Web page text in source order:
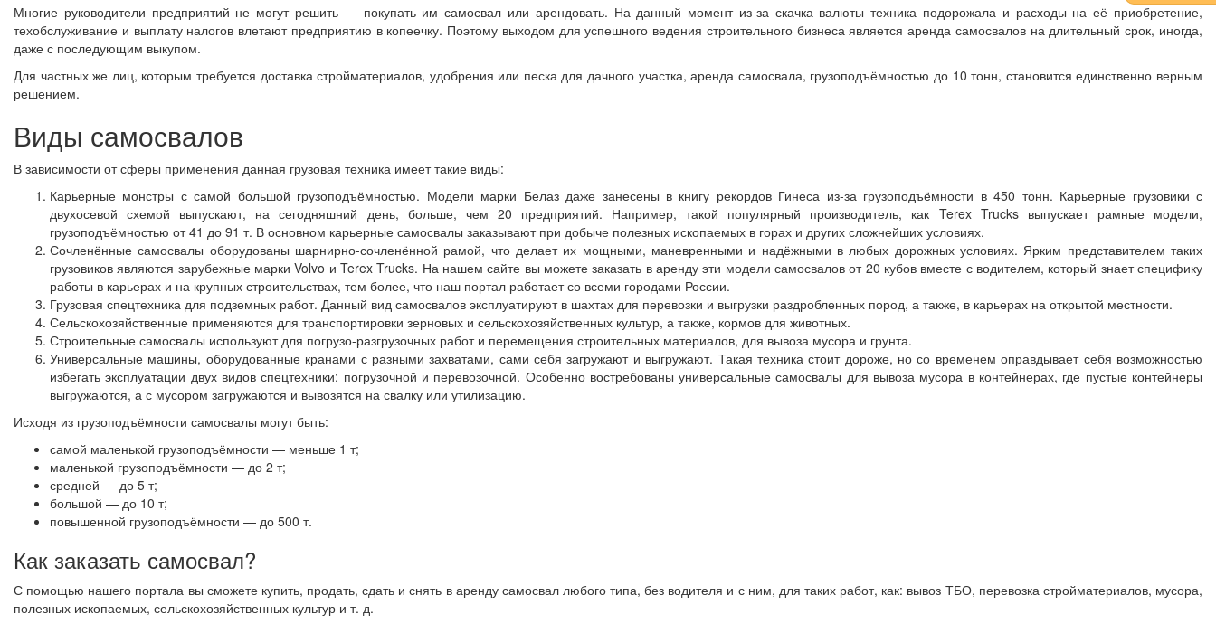
Многие руководители предприятий не могут решить — покупать им самосвал или арендовать. На данный момент из-за скачка валюты техника подорожала и расходы на её приобретение,
техобслуживание и выплату налогов влетают предприятию в копеечку. Поэтому выходом для успешного ведения строительного бизнеса является аренда самосвалов на длительный срок, иногда,
даже с последующим выкупом.
Для частных же лиц, которым требуется доставка стройматериалов, удобрения или песка для дачного участка, аренда самосвала, грузоподъёмностью до 10 тонн, становится единственно верным
решением.
Виды самосвалов
В зависимости от сферы применения данная грузовая техника имеет такие виды:
Карьерные монстры с самой большой грузоподъёмностью. Модели марки Белаз даже занесены в книгу рекордов Гинеса из-за грузоподъёмности в 450 тонн. Карьерные грузовики с
двухосевой схемой выпускают, на сегодняшний день, больше, чем 20 предприятий. Например, такой популярный производитель, как Terex Trucks выпускает рамные модели,
грузоподъёмностью от 41 до 91 т. В основном карьерные самосвалы заказывают при добыче полезных ископаемых в горах и других сложнейших условиях.
Сочленённые самосвалы оборудованы шарнирно-сочленённой рамой, что делает их мощными, маневренными и надёжными в любых дорожных условиях. Ярким представителем таких
грузовиков являются зарубежные марки Volvo и Terex Trucks. На нашем сайте вы можете заказать в аренду эти модели самосвалов от 20 кубов вместе с водителем, который знает специфику
работы в карьерах и на крупных строительствах, тем более, что наш портал работает со всеми городами России.
Грузовая спецтехника для подземных работ. Данный вид самосвалов эксплуатируют в шахтах для перевозки и выгрузки раздробленных пород, а также, в карьерах на открытой местности.
Сельскохозяйственные применяются для транспортировки зерновых и сельскохозяйственных культур, а также, кормов для животных.
Строительные самосвалы используют для погрузо-разгрузочных работ и перемещения строительных материалов, для вывоза мусора и грунта.
Универсальные машины, оборудованные кранами с разными захватами, сами себя загружают и выгружают. Такая техника стоит дороже, но со временем оправдывает себя возможностью
избегать эксплуатации двух видов спецтехники: погрузочной и перевозочной. Особенно востребованы универсальные самосвалы для вывоза мусора в контейнерах, где пустые контейнеры
выгружаются, а с мусором загружаются и вывозятся на свалку или утилизацию.
Исходя из грузоподъёмности самосвалы могут быть:
самой маленькой грузоподъёмности — меньше 1 т;
маленькой грузоподъёмности — до 2 т;
средней — до 5 т;
большой — до 10 т;
повышенной грузоподъёмности — до 500 т.
Как заказать самосвал?
С помощью нашего портала вы сможете купить, продать, сдать и снять в аренду самосвал любого типа, без водителя и с ним, для таких работ, как: вывоз ТБО, перевозка стройматериалов, мусора,
полезных ископаемых, сельскохозяйственных культур и т. д.